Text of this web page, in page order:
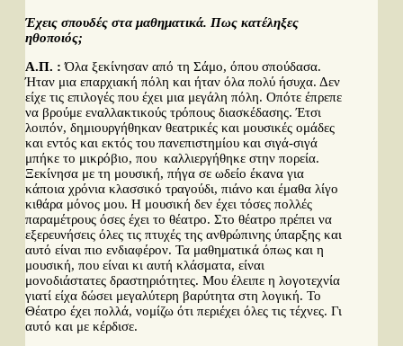
Έχεις σπουδές στα μαθηματικά. Πως κατέληξες
ηθοποιός;
Α.Π. : Όλα ξεκίνησαν από τη Σάμο, όπου σπούδασα.
Ήταν μια επαρχιακή πόλη και ήταν όλα πολύ ήσυχα. Δεν
είχε τις επιλογές που έχει μια μεγάλη πόλη. Οπότε έπρεπε
να βρούμε εναλλακτικούς τρόπους διασκέδασης. Έτσι
λοιπόν, δημιουργήθηκαν θεατρικές και μουσικές ομάδες
και εντός και εκτός του πανεπιστημίου και σιγά-σιγά
μπήκε το μικρόβιο, που καλλιεργήθηκε στην πορεία.
Ξεκίνησα με τη μουσική, πήγα σε ωδείο έκανα για
κάποια χρόνια κλασσικό τραγούδι, πιάνο και έμαθα λίγο
κιθάρα μόνος μου. Η μουσική δεν έχει τόσες πολλές
παραμέτρους όσες έχει το θέατρο. Στο θέατρο πρέπει να
εξερευνήσεις όλες τις πτυχές της ανθρώπινης ύπαρξης και
αυτό είναι πιο ενδιαφέρον. Τα μαθηματικά όπως και η
μουσική, που είναι κι αυτή κλάσματα, είναι
μονοδιάστατες δραστηριότητες. Μου έλειπε η λογοτεχνία
γιατί είχα δώσει μεγαλύτερη βαρύτητα στη λογική. Το
Θέατρο έχει πολλά, νομίζω ότι περιέχει όλες τις τέχνες. Γι
αυτό και με κέρδισε.